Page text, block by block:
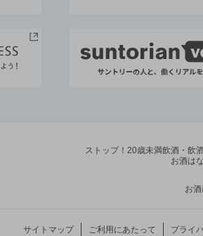
ストップ！20歳未満飲酒・飲酒
お酒は
お
サイトマップ ご利用にあたって プライ